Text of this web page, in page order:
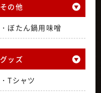
その他
ぼたん鍋用味噌
グッズ
Tシャツ